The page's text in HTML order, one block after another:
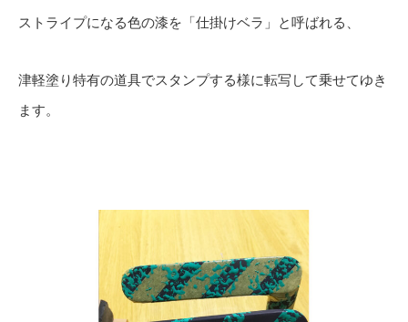
ストライプになる色の漆を「仕掛けベラ」と呼ばれる、
津軽塗り特有の道具でスタンプする様に転写して乗せてゆき
ます。